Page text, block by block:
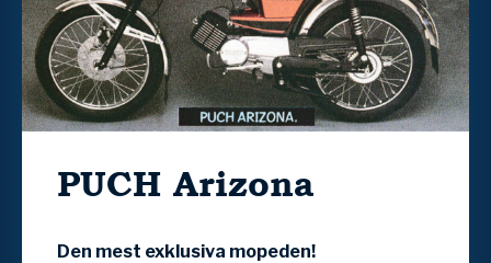
PUCH Arizona
Den mest exklusiva mopeden!